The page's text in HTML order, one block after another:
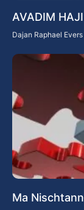
AVADIM
Dajan Raphael Evers
Ma